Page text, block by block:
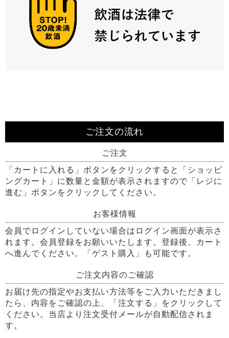
ご注文の流れ
ご注文
「カートに入れる」ボタンをクリックすると「ショッピ
ングカート」に数量と金額が表示されますので「レジに
進む」ボタンをクリックしてください。
お客様情報
会員でログインしていない場合はログイン画面が表示さ
れます。会員登録をお願いいたします。登録後、カート
へ進んでください。「ゲスト購入」も可能です。
ご注文内容のご確認
お届け先の指定やお支払い方法等をご入力いただきまし
たら、内容をご確認の上、「注文する」をクリックして
ください。当店より注文受付メールが自動配信されま
す。